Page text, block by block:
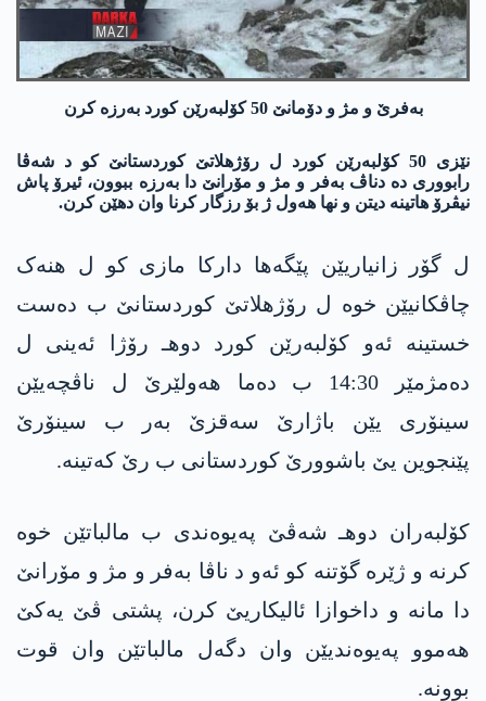
به‌فرێ و مژ و دۆمانێ 50 كۆلبه‌رێن كورد به‌رزه‌ كرن
نێزی 50 کۆلبەرێن کورد ل رۆژهلاتێ کوردستانێ کو د شەڤا
رابووری دە دناڤ بەفر و مژ و مۆرانێ دا به‌رزه‌ ببوون، ئیرۆ پاش
نیڤرۆ هاتینە دیتن و نها هەول ژ بۆ رزگار کرنا وان دهێن كرن.
ل گۆر زانیاریێن پێگەها دارکا مازی کو ل هنەک
چاڤکانیێن خوە ل رۆژهلاتێ کوردستانێ ب دەست
خستینە ئەو کۆلبەرێن کورد دوهـ رۆژا ئەینی ل
دەمژمێر 14:30 ب دەما هەولێرێ ل ناڤچەیێن
سینۆری یێن باژارێ سەقزێ به‌ر ب سینۆرێ
پێنجوین یێ باشوورێ کوردستانی ب رێ کەتینە.
کۆلبەران دوهـ شەڤێ پەیوەندی ب مالباتێن خوە
کرنە و ژێرە گۆتنه‌ کو ئەو د ناڤا بەفر و مژ و مۆرانێ
دا مانە و داخوازا ئالیکاریێ کرن، پشتی ڤێ یەکێ
هەموو پەیوەندیێن وان دگەل مالباتێن وان قوت
بوونە.